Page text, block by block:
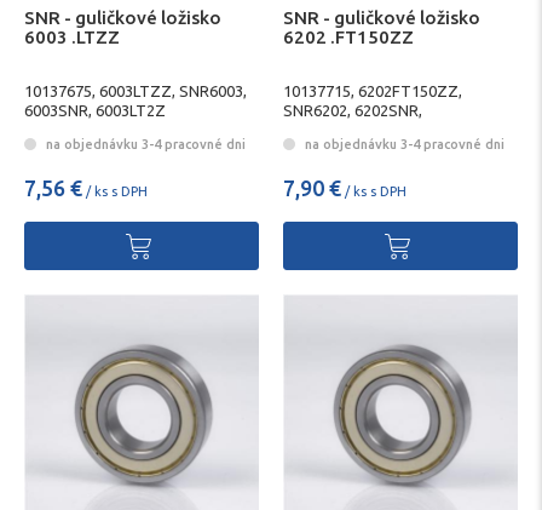
SNR - guličkové ložisko
6003 .LTZZ
10137675, 6003LTZZ, SNR6003,
6003SNR, 6003LT2Z
na objednávku 3-4 pracovné dni
7,56 € / ks s DPH
SNR - guličkové ložisko
6202 .FT150ZZ
10137715, 6202FT150ZZ,
SNR6202, 6202SNR,
na objednávku 3-4 pracovné dni
7,90 € / ks s DPH